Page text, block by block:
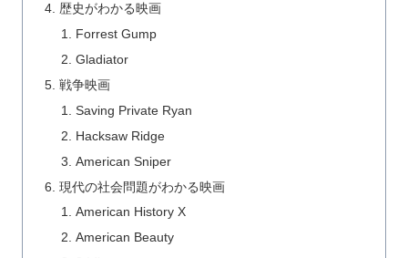
歴史がわかる映画
Forrest Gump
Gladiator
戦争映画
Saving Private Ryan
Hacksaw Ridge
American Sniper
現代の社会問題がわかる映画
American History X
American Beauty